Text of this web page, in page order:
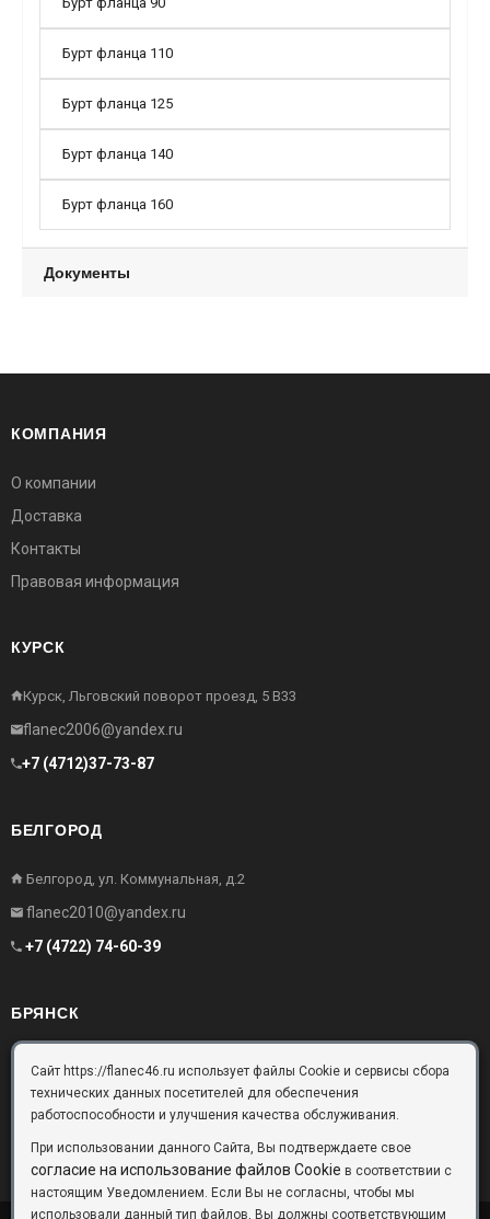
Бурт фланца 110
Бурт фланца 125
Бурт фланца 140
Бурт фланца 160
Документы
КОМПАНИЯ
О компании
Доставка
Контакты
Правовая информация
КУРСК
Курск, Льговский поворот проезд, 5 В33
flanec2006@yandex.ru
+7 (4712)37-73-87
БЕЛГОРОД
Белгород, ул. Коммунальная, д.2
flanec2010@yandex.ru
+7 (4722) 74-60-39
БРЯНСК
Брянск, Московский проезд, д.10, офис 3
flanec32@yandex.ru
Сайт https://flanec46.ru использует файлы Cookie и сервисы сбора
технических данных посетителей для обеспечения
работоспособности и улучшения качества обслуживания.
При использовании данного Сайта, Вы подтверждаете свое
согласие на использование файлов Cookie в соответствии с
настоящим Уведомлением. Если Вы не согласны, чтобы мы
использовали данный тип файлов, Вы должны соответствующим